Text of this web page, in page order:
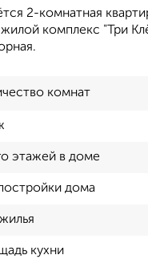
2-комнатная
комплекс "Три
комнат
этажей в доме
дома
кухни